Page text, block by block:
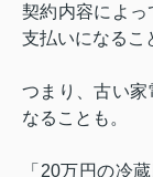
契約内容によ
支払いになるこ
つまり、古い家
なることも。
「20万円の冷